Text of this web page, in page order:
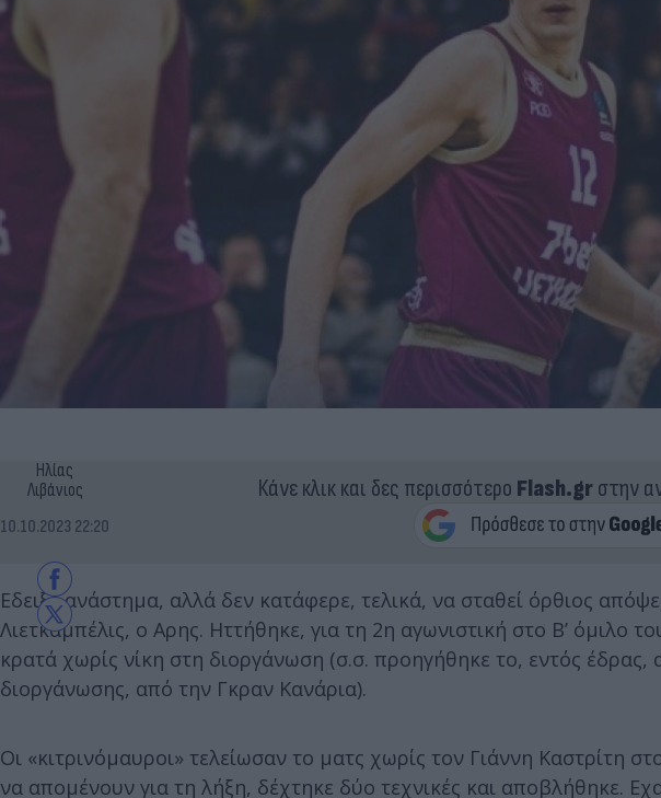
Ηλίας
Λιβάνιος
10.10.2023 22:20
Κάνε κλικ και δες περισσότερο Flash.grστην
Εδειξε ανάστημα, αλλά δεν κατάφερε, τελικά, να σταθεί όρθιος
Λιετκαμπέλις, ο Αρης. Ηττήθηκε, για τη 2η αγωνιστική στο Β’ όμιλο
κρατά χωρίς νίκη στη διοργάνωση (σ.σ. προηγήθηκε το, εντός έδρας,
διοργάνωσης, από την Γκραν Κανάρια).
Οι «κιτρινόμαυροι» τελείωσαν το ματς χωρίς τον Γιάννη Καστρίτη
να απομένουν για τη λήξη, δέχτηκε δύο τεχνικές και αποβλήθηκε.